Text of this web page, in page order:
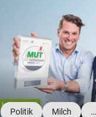
Politik Milch …